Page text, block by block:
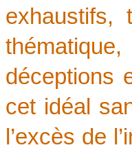
exhaustifs,
déceptions
cet idéal
l’excès de